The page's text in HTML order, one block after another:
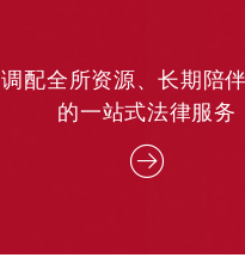
调配全所资源、长期陪
的一站式法律服务